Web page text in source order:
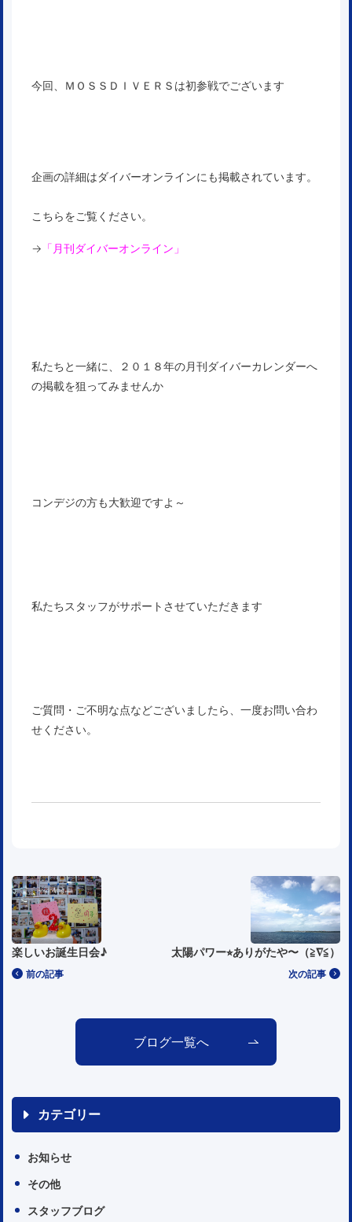
今回、ＭＯＳＳＤＩＶＥＲＳは初参戦でございます
企画の詳細はダイバーオンラインにも掲載されています。
こちらをご覧ください。
→ 「月刊ダイバーオンライン」
私たちと一緒に、２０１８年の月刊ダイバーカレンダーへ
の掲載を狙ってみませんか
コンデジの方も大歓迎ですよ～
私たちスタッフがサポートさせていただきます
ご質問・ご不明な点などございましたら、一度お問い合わ
せください。
前の記事
楽しいお誕生日会♪
次の記事
太陽パワー⭐︎ありがたや〜（≧∇≦）
ブログ一覧へ
カテゴリー
お知らせ
その他
スタッフブログ